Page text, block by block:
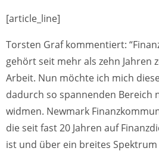
[article_line]
Torsten Graf kommentiert:
gehört seit mehr als zehn Jahren
Arbeit. Nun möchte ich mich
dadurch so spannenden Bereich
widmen. Newmark
die seit fast 20 Jahren auf
ist und über ein breites